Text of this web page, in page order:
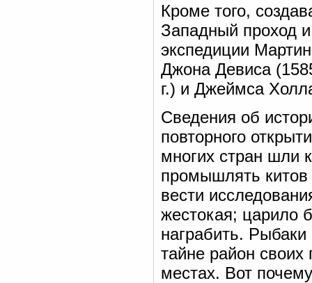
Кроме того,
Западный проход
экспедиции
Джона Девиса
г.) и Джеймса
Сведения об
повторного
многих стран шли
промышлять китов
вести
жестокая; царило
награбить.
тайне район своих
местах. Вот